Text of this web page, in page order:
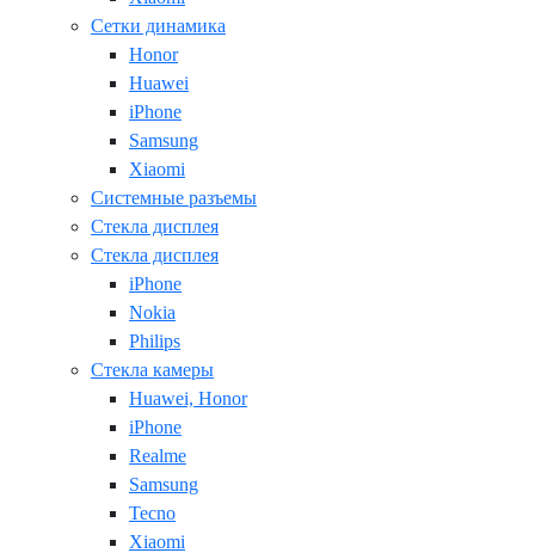
Сетки динамика
Honor
Huawei
iPhone
Samsung
Xiaomi
Системные разъемы
Стекла дисплея
Стекла дисплея
iPhone
Nokia
Philips
Стекла камеры
Huawei, Honor
iPhone
Realme
Samsung
Tecno
Xiaomi